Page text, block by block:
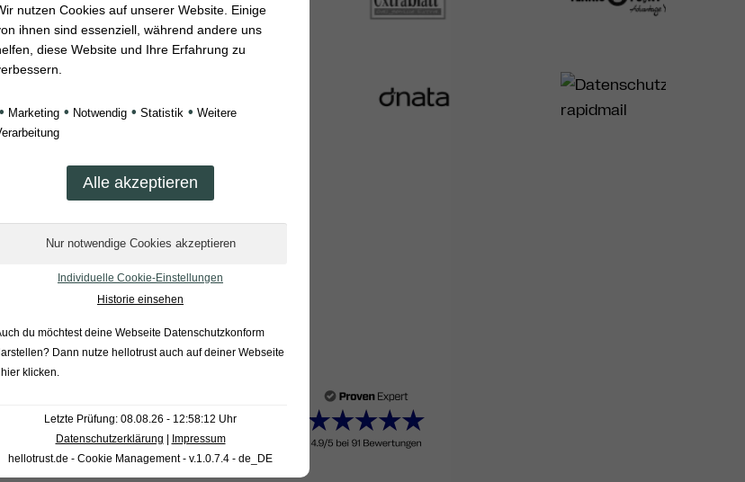
nutzen Cookies auf unserer Website. Einige
ihnen sind essenziell, während andere uns
diese Website und Ihre Erfahrung zu
• Marketing • Notwendig • Statistik • Weitere
Individuelle Cookie-Einstellungen
Historie einsehen
du möchtest deine Webseite Datenschutzkonform
Dann nutze hellotrust auch auf deiner Webseite
klicken.
Letzte Prüfung: 08.08.26 - 12:58:12 Uhr
Datenschutzerklärung
Impressum
hellotrust.de - Cookie Management - v.1.0.7.4 - de_DE